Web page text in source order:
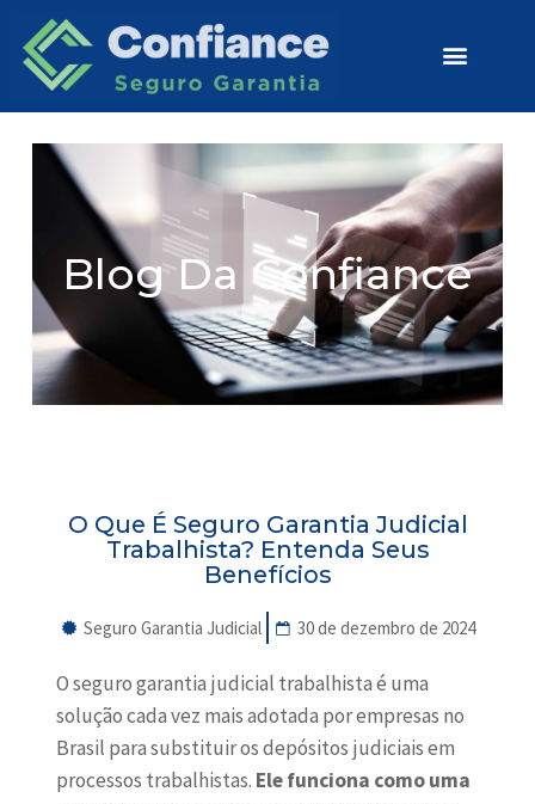
para
conteúdo
Blog Da Confiance
O Que É Seguro Garantia Judicial
Trabalhista? Entenda Seus
Benefícios
Seguro Garantia Judicial 30 de dezembro de 2024
O seguro garantia judicial trabalhista é uma
solução cada vez mais adotada por empresas no
Brasil para substituir os depósitos judiciais em
processos trabalhistas. Ele funciona como uma